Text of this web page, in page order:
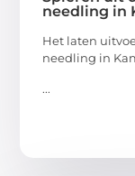
needling in
Het laten
needling in
...